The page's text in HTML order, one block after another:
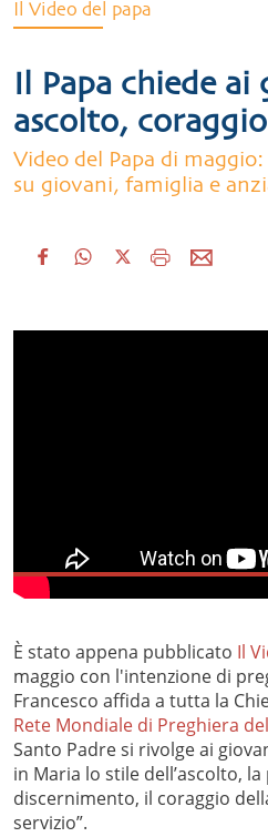
Il Video del papa
Il Papa chiede ai
ascolto,
Video del Papa di
su giovani, famiglia e
È stato appena pubblicato Il
maggio con l'intenzione di
Francesco affida a tutta la
Rete Mondiale di Preghiera
Santo Padre si rivolge ai
in Maria lo stile dell’ascolto,
discernimento, il coraggio
servizio”.